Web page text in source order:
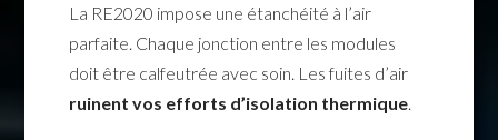
La RE2020 impose une étanchéité à l’air
parfaite. Chaque jonction entre les modules
doit être calfeutrée avec soin. Les fuites d’air
ruinent vos efforts d’isolation thermique